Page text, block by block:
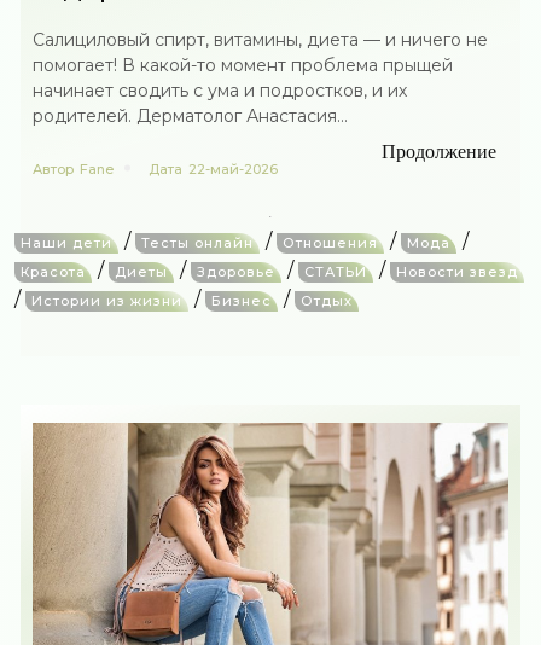
Салициловый спирт, витамины, диета — и ничего не
помогает! В какой-то момент проблема прыщей
начинает сводить с ума и подростков, и их
родителей. Дерматолог Анастасия...
Продолжение
Автор Fane Дата 22-май-2026
Наши дети / Тесты онлайн / Отношения / Мода /
Красота / Диеты / Здоровье / СТАТЬИ / Новости звезд
/ Истории из жизни / Бизнес / Отдых